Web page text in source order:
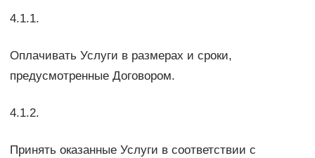
4.1.1.
Оплачивать Услуги в размерах и сроки,
предусмотренные Договором.
4.1.2.
Принять оказанные Услуги в соответствии с